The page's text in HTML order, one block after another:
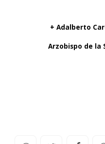
+ Adalberto
Arzobispo de la